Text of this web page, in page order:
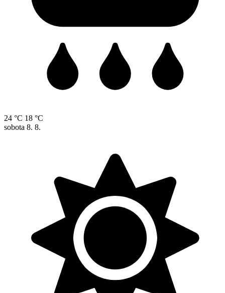
24 °C 18 °C
sobota 8. 8.